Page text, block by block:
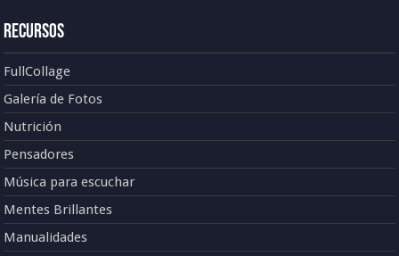
Recursos
FullCollage
Galería de Fotos
Nutrición
Pensadores
Música para escuchar
Mentes Brillantes
Manualidades